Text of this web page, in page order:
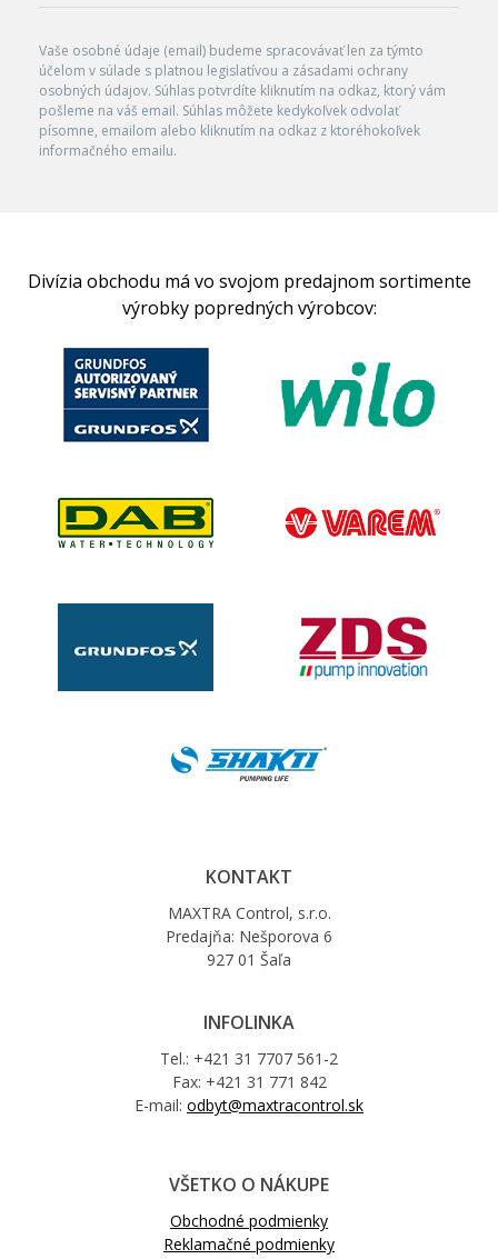
Vaše osobné údaje (email) budeme spracovávať len za týmto
účelom v súlade s platnou legislatívou a zásadami ochrany
osobných údajov. Súhlas potvrdíte kliknutím na odkaz, ktorý vám
pošleme na váš email. Súhlas môžete kedykoľvek odvolať
písomne, emailom alebo kliknutím na odkaz z ktoréhokoľvek
informačného emailu.
Divízia obchodu má vo svojom predajnom sortimente
výrobky popredných výrobcov:
KONTAKT
MAXTRA Control, s.r.o.
Predajňa: Nešporova 6
927 01 Šaľa
INFOLINKA
Tel.: +421 31 7707 561-2
Fax: +421 31 771 842
E-mail: odbyt@maxtracontrol.sk
VŠETKO O NÁKUPE
Obchodné podmienky
Reklamačné podmienky